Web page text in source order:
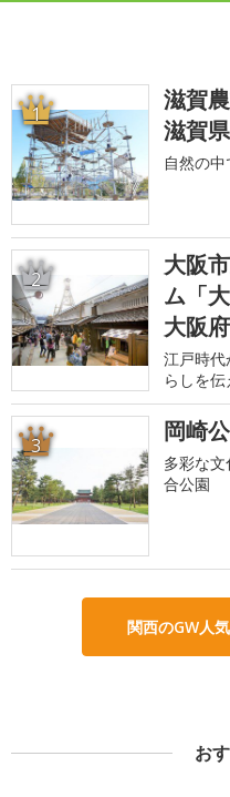
1
滋賀
滋賀県
自然の
2
大阪
ム「
大阪府
江戸時
らしを伝
3 岡崎
多彩な
合公園
関西のGW人
お